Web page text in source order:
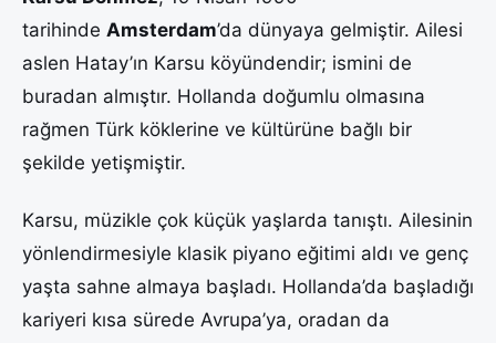
tarihinde Amsterdam’da dünyaya gelmiştir. Ailesi
aslen Hatay’ın Karsu köyündendir; ismini de
buradan almıştır. Hollanda doğumlu olmasına
rağmen Türk köklerine ve kültürüne bağlı bir
şekilde yetişmiştir.
Karsu, müzikle çok küçük yaşlarda tanıştı. Ailesinin
yönlendirmesiyle klasik piyano eğitimi aldı ve genç
yaşta sahne almaya başladı. Hollanda’da başladığı
kariyeri kısa sürede Avrupa’ya, oradan da